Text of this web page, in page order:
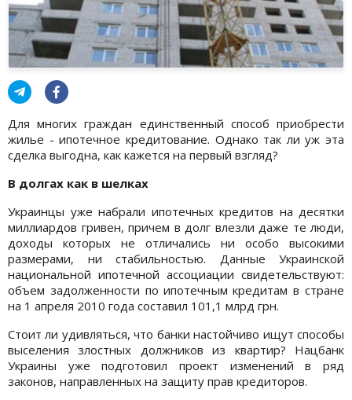
Для многих граждан единственный способ приобрести
жилье - ипотечное кредитование. Однако так ли уж эта
сделка выгодна, как кажется на первый взгляд?
В долгах как в шелках
Украинцы уже набрали ипотечных кредитов на десятки
миллиардов гривен, причем в долг влезли даже те люди,
доходы которых не отличались ни особо высокими
размерами, ни стабильностью. Данные Украинской
национальной ипотечной ассоциации свидетельствуют:
объем задолженности по ипотечным кредитам в стране
на 1 апреля 2010 года составил 101,1 млрд грн.
Стоит ли удивляться, что банки настойчиво ищут способы
выселения злостных должников из квартир? Нацбанк
Украины уже подготовил проект изменений в ряд
законов, направленных на защиту прав кредиторов.